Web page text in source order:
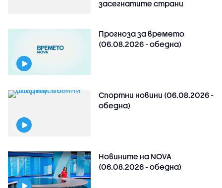
засегнатите страни
Прогноза за времето
(06.08.2026 - обедна)
Спортни новини (06.08.2026 -
обедна)
Новините на NOVA
(06.08.2026 - обедна)